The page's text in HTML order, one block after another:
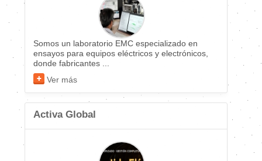
Somos un laboratorio EMC especializado en
ensayos para equipos eléctricos y electrónicos,
donde fabricantes ...
Ver más
Activa Global